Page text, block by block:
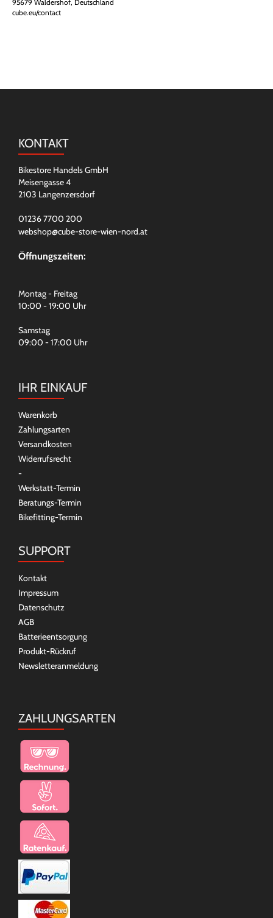
95679 Waldershof, Deutschland
cube.eu/contact
KONTAKT
Bikestore Handels GmbH
Meisengasse 4
2103 Langenzersdorf
01236 7700 200
webshop@cube-store-wien-nord.at
Öffnungszeiten:
Montag - Freitag
10:00 - 19:00 Uhr
Samstag
09:00 - 17:00 Uhr
IHR EINKAUF
Warenkorb
Zahlungsarten
Versandkosten
Widerrufsrecht
-
Werkstatt-Termin
Beratungs-Termin
Bikefitting-Termin
SUPPORT
Kontakt
Impressum
Datenschutz
AGB
Batterieentsorgung
Produkt-Rückruf
Newsletteranmeldung
ZAHLUNGSARTEN